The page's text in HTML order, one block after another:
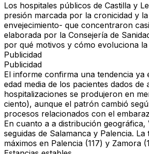
Los hospitales públicos de Castilla y
presión marcada por la cronicidad y
envejecimiento- que concentraron
elaborada por la Consejería de
por qué motivos y cómo evoluciona
Publicidad
Publicidad
El informe confirma una tendencia
edad media de los pacientes dados
hospitalizaciones se produjeron en
ciento), aunque el patrón cambió
procesos relacionados con el
En cuanto a a distribución
seguidas de Salamanca y Palencia.
máximos en Palencia (117) y Zamora